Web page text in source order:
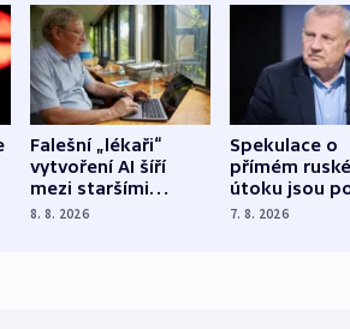
Falešní „lékaři“
vytvoření AI šíří
mezi staršími
Poláky nebezpečné
8. 8. 2026
Spekulace o
přímém
útoku jsou
míní
7. 8. 2026